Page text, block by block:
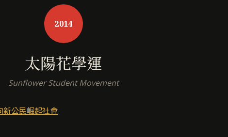
2014
太陽花學運
Sunflower Student Movement
新公民崛起社會